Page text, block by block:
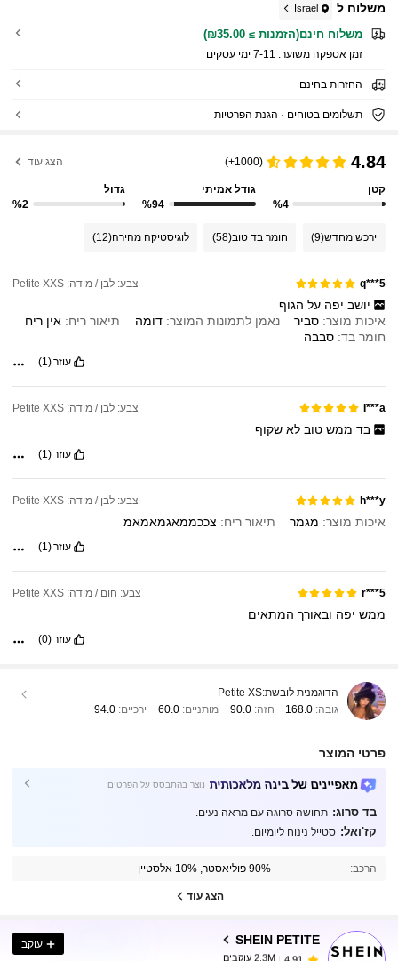
משלוח ל Israel
משלוח חינם(הזמנות ≥ ₪35.00)
זמן אספקה ​​משוער: 7-11 ימי עסקים
החזרות בחינם
תשלומים בטוחים · הגנת הפרטיות
4.84
(1000+) הצג עוד
קטן
%4
גודל אמיתי
%94
גדול
%2
ירכש מחדש(9) חומר בד טוב(58) לוגיסטיקה מהירה(12)
5***q צבע: לבן / מידה: Petite XXS
יושב יפה על הגוף
איכות מוצר:סביר נאמן לתמונות המוצר:דומה תיאור ריח: אין ריח
חומר בד:סבבה
עוזר(1)
I***a צבע: לבן / מידה: Petite XXS
בד ממש טוב לא שקוף
עוזר(1)
h***y צבע: לבן / מידה: Petite XXS
איכות מוצר: מגמר תיאור ריח: צככממאגמאמאמ
עוזר(1)
r***5 צבע: חום / מידה: Petite XXS
ממש יפה ובאורך המתאים
עוזר(0)
הדוגמנית לובשת:Petite XS
גובה: 168.0 חזה:90.0 מותניים: 60.0 ירכיים: 94.0
פרטי המוצר
מאפיינים של בינה מלאכותית נוצר בהתבסס על הפרטים
בד סרוג: תחושה סרוגה עם מראה נעים.
קז'ואל: סטייל נינוח ליומיום.
הרכב: 90% פוליאסטר, 10% אלסטיין
הצג עוד
SHEIN PETITE
2.3M עוקבים
עוקב